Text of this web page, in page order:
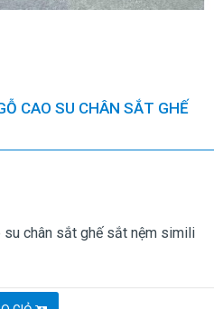
CAO SU CHÂN SẮT GHẾ
su chân sắt ghế sắt nệm simili